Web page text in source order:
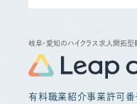
岐阜・愛知のハイクラス求人開拓型
有料職業紹介事業許可番